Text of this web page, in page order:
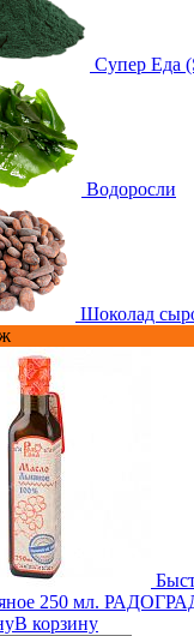
Супер Еда
Водоросли
Шоколад
250 мл.
В корзину